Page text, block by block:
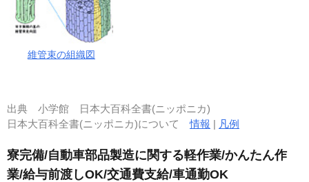
維管束の組織図
出典 小学館 日本大百科全書(ニッポニカ)
日本大百科全書(ニッポニカ)について情報 | 凡例
寮完備/自動車部品製造に関する軽作業/かんたん作
業/給与前渡しOK/交通費支給/車通勤OK